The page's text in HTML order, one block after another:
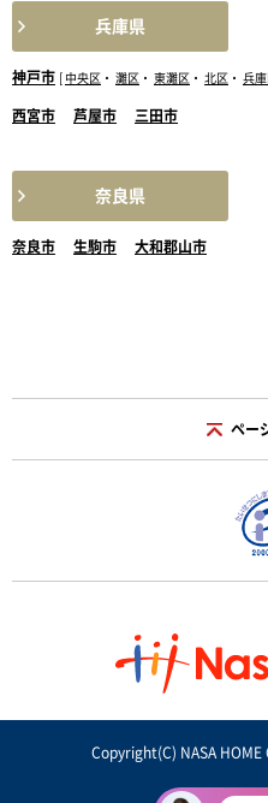
兵庫県
神戸市 中央区 ・ 灘区 ・ 東灘区 ・ 北区 ・ 兵
西宮市 芦屋市 三田市
奈良県
奈良市 生駒市 大和郡山市
ペー
Copyright(C) NASA HOME